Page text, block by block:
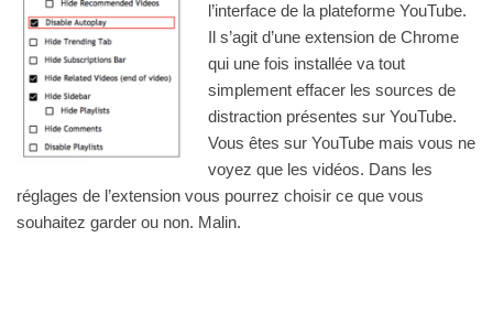
l’interface de la plateforme YouTube.
Il s’agit d’une extension de Chrome
qui une fois installée va tout
simplement effacer les sources de
distraction présentes sur YouTube.
Vous êtes sur YouTube mais vous ne
voyez que les vidéos. Dans les
réglages de l’extension vous pourrez choisir ce que vous
souhaitez garder ou non. Malin.